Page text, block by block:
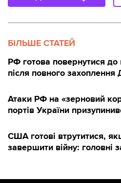
БІЛЬШЕ СТАТЕЙ
РФ готова повернутися
після повного
Атаки РФ на «зерновий
портів України
США готові втрутитися,
завершити війну: головні